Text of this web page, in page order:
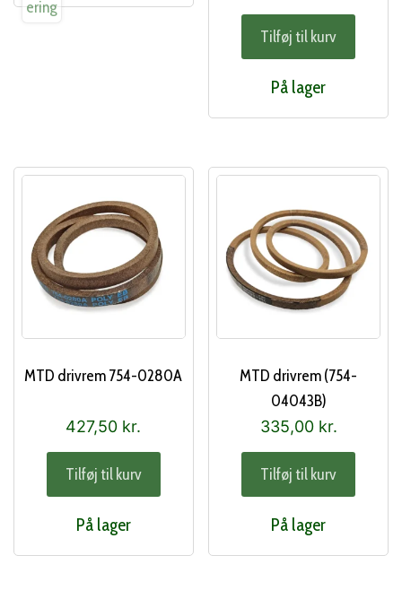
Tilføj til kurv
På lager
MTD drivrem 754-0280A
427,50 kr.
Tilføj til kurv
På lager
MTD drivrem (754-
04043B)
335,00 kr.
Tilføj til kurv
På lager